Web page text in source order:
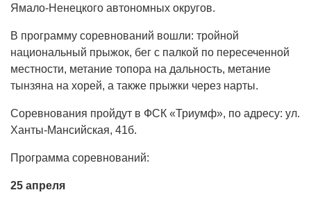
Ямало-Ненецкого автономных округов.
В программу соревнований вошли: тройной
национальный прыжок, бег с палкой по пересеченной
местности, метание топора на дальность, метание
тынзяна на хорей, а также прыжки через нарты.
Соревнования пройдут в ФСК «Триумф», по адресу: ул.
Ханты-Мансийская, 41б.
Программа соревнований:
25 апреля